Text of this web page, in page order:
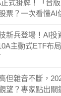
式掛牌！「台
票？一次看懂AI
新兵登場！AI投
主動式ETF布
但雜音不斷，
望？專家點出關